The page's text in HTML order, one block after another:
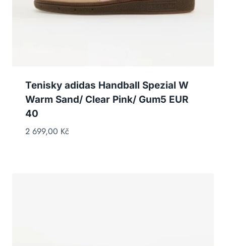
Tenisky adidas Handball Spezial W
Warm Sand/ Clear Pink/ Gum5 EUR
40
2 699,00 Kč